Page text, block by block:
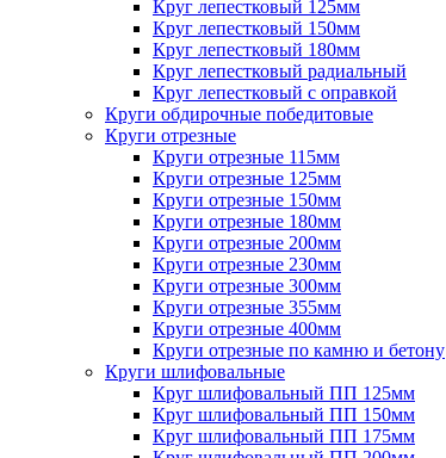
Круг лепестковый 125мм
Круг лепестковый 150мм
Круг лепестковый 180мм
Круг лепестковый радиальный
Круг лепестковый с оправкой
Круги обдирочные победитовые
Круги отрезные
Круги отрезные 115мм
Круги отрезные 125мм
Круги отрезные 150мм
Круги отрезные 180мм
Круги отрезные 200мм
Круги отрезные 230мм
Круги отрезные 300мм
Круги отрезные 355мм
Круги отрезные 400мм
Круги отрезные по камню и бетону
Круги шлифовальные
Круг шлифовальный ПП 125мм
Круг шлифовальный ПП 150мм
Круг шлифовальный ПП 175мм